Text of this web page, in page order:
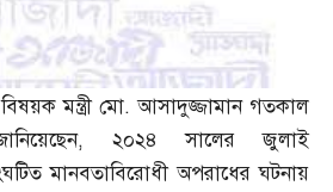
মন্ত্রী মো.আসাদুজ্জামান গতকাল
, ২০২৪ সালের জুলাই
মানবতাবিরোধী অপরাধের ঘটনায়